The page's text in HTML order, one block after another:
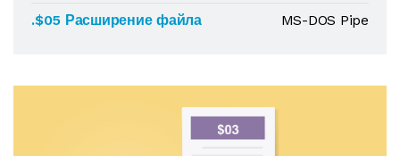
.$05 Расширение файла
MS-DOS Pipe